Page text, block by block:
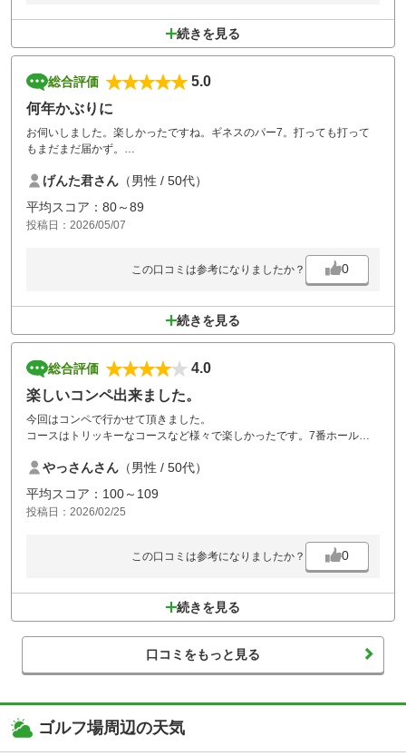
続きを見る
総合評価
5.0
何年かぶりに
お伺いしました。楽しかったですね。ギネスのパー7。打っても打って
もまだまだ届かず。
いします。
げんた君さん （男性 / 50代）
平均スコア：80～89
投稿日：2026/05/07
この口コミは参考になりましたか？ 0
続きを見る
総合評価
4.0
楽しいコンペ出来ました。
今回はコンペで行かせて頂きました。
コースはトリッキーなコースなど様々で楽しかったです。7番ホールは9
は少し長めな感じかしますが崖越え等面白かったです。
スタッフさんと対応も良くパーティ無しでしたが一部フロアを心良く使
わせて頂きました。
本当にありがとうございます。
全ての関わったスタッフさんに感謝致します。
やっさんさん （男性 / 50代）
平均スコア：100～109
投稿日：2026/02/25
この口コミは参考になりましたか？ 0
続きを見る
口コミをもっと見る
ゴルフ場周辺の天気